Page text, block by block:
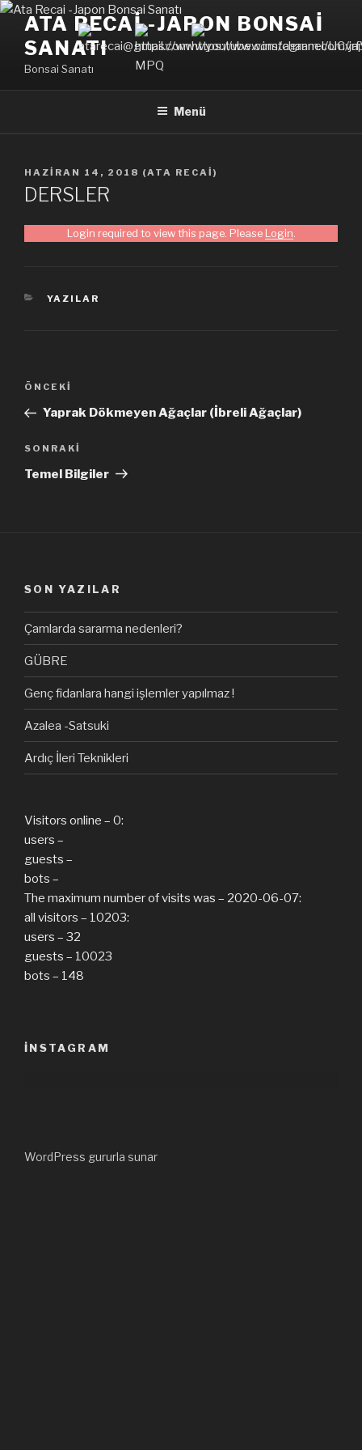
İçeriğe
ATA RECAI -JAPON BONSAI
SANATI
Bonsai Sanatı
Menü
YAYIM
TARIHI
HAZIRAN 14, 2018 (ATA RECAI )
DERSLER
Login required to view this page. Please Login.
KATEGORILER
YAZILAR
Yazı
Önceki
Yazı
ÖNCEKI
Yaprak Dökmeyen Ağaçlar (İbreli Ağaçlar)
Sonraki
Yazı
SONRAKI
Temel Bilgiler
SON YAZILAR
Çamlarda sararma nedenleri?
GÜBRE
Genç fidanlara hangi işlemler yapılmaz !
Azalea -Satsuki
Ardıç İleri Teknikleri
Visitors online – 0:
users –
guests –
bots –
The maximum number of visits was – 2020-06-07:
all visitors – 10203:
users – 32
guests – 10023
bots – 148
INSTAGRAM
WordPress gururla sunar